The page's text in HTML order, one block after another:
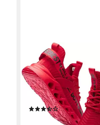
ATHLIX
Sicherheitsschuhe mit
Herren und Damen
GB/T-3903
(57)
49,99 € UVP69,99 €